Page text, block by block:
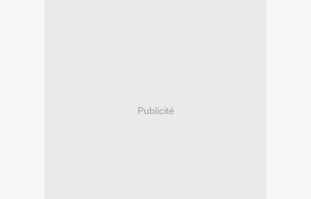
Publicité